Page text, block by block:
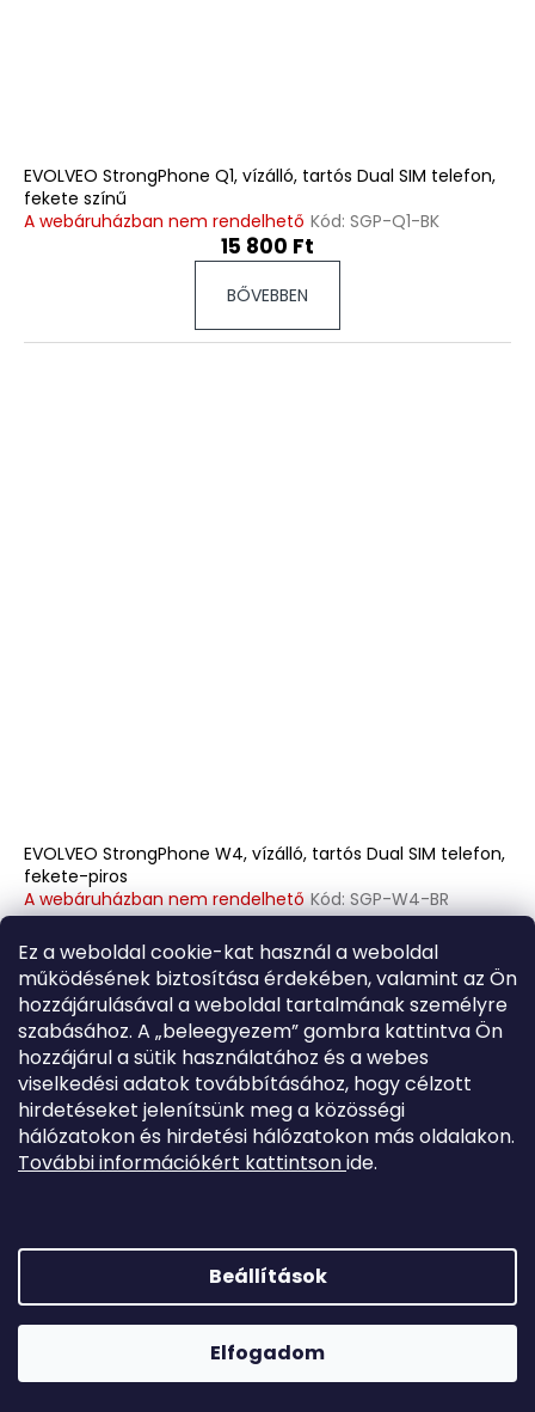
Ez a weboldal cookie-kat használ a weboldal
működésének biztosítása érdekében, valamint az Ön
hozzájárulásával a weboldal tartalmának személyre
szabásához. A „beleegyezem” gombra kattintva Ön
hozzájárul a sütik használatához és a webes
viselkedési adatok továbbításához, hogy célzott
hirdetéseket jelenítsünk meg a közösségi
hálózatokon és hirdetési hálózatokon más oldalakon.
További információkért kattintsonide.
Beállítások
Elfogadom
EVOLVEO StrongPhone Q1, vízálló, tartós Dual SIM telefon,
fekete színű
A webáruházban nem rendelhető Kód: SGP-Q1-BK
15 800 Ft
BŐVEBBEN
EVOLVEO StrongPhone W4, vízálló, tartós Dual SIM telefon,
fekete-piros
A webáruházban nem rendelhető Kód: SGP-W4-BR
21 900 Ft
BŐVEBBEN